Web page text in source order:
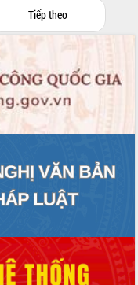
Tiếp theo